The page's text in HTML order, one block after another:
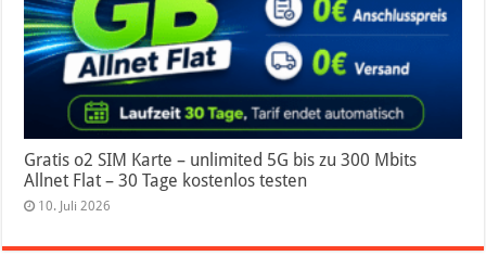
Gratis o2 SIM Karte – unlimited 5G bis zu 300 Mbits
Allnet Flat – 30 Tage kostenlos testen
10. Juli 2026